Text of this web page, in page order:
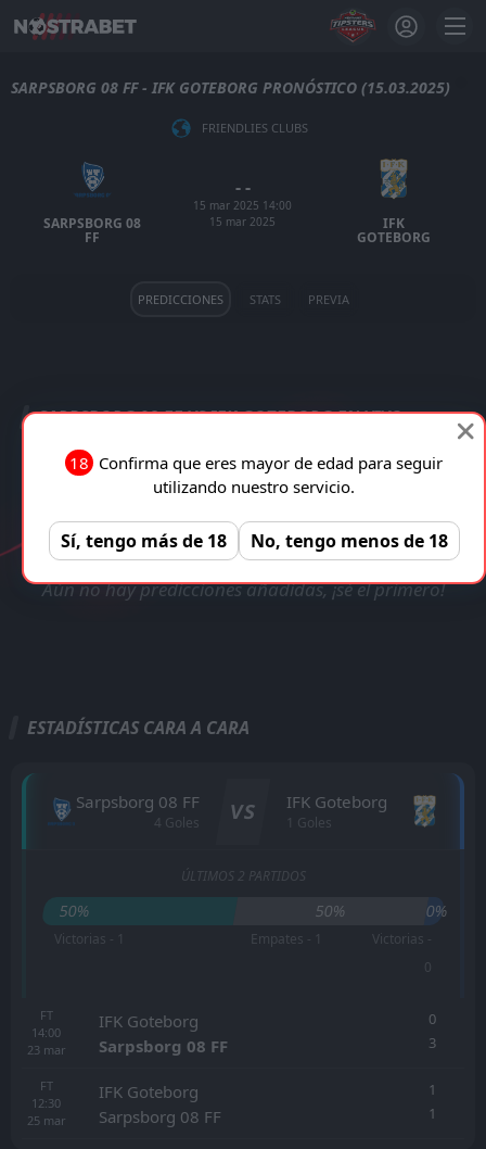
SARPSBORG 08 FF - IFK GOTEBORG PRONÓSTICO (15.03.2025)
FRIENDLIES CLUBS
SARPSBORG 08
FF
- -
15 mar 2025 14:00
15 mar 2025
IFK
GOTEBORG
PREDICCIONES STATS PREVIA
SARPSBORG 08 FF VS IFK GOTEBORG EN VIVO
TRANSMISIÓN EN VIVO
VERIFICADA Y LEGAL!
REGISTRAR
Aún no hay predicciones añadidas, ¡sé el primero!
ESTADÍSTICAS CARA A CARA
Sarpsborg 08 FF
4 Goles VS IFK Goteborg
1 Goles
ÚLTIMOS 2 PARTIDOS
50% 50% 0%
Victorias - 1 Empates - 1
Victorias -
0
FT
14:00
23 mar
IFK Goteborg
Sarpsborg 08 FF
0
3
FT
12:30
25 mar
IFK Goteborg
Sarpsborg 08 FF
1
1
18 Confirma que eres mayor de edad para seguir
utilizando nuestro servicio.
Sí, tengo más de 18 No, tengo menos de 18